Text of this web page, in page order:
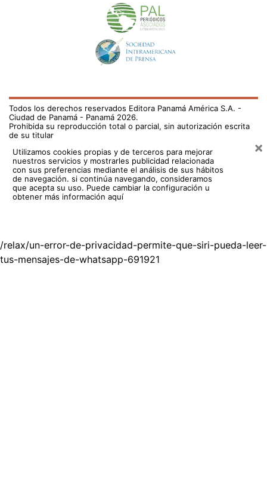
Todos los derechos reservados Editora Panamá América S.A. -
Ciudad de Panamá - Panamá 2026.
Prohibida su reproducción total o parcial, sin autorización escrita
de su titular
Utilizamos cookies propias y de terceros para mejorar
nuestros servicios y mostrarles publicidad relacionada
con sus preferencias mediante el análisis de sus hábitos
de navegación. si continúa navegando, consideramos
que acepta su uso. Puede cambiar la configuración u
obtener más información aquí
×
/relax/un-error-de-privacidad-permite-que-siri-pueda-leer-
tus-mensajes-de-whatsapp-691921